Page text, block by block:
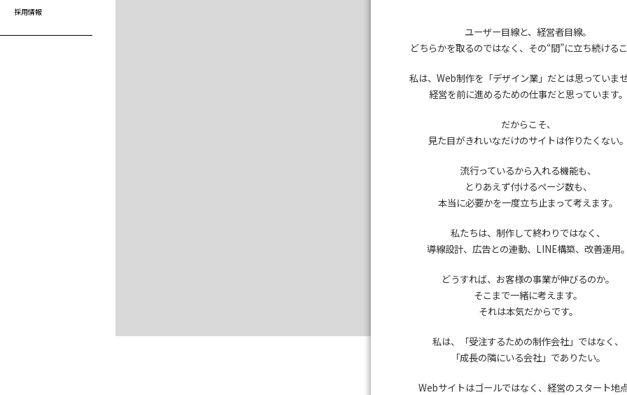
採用情報
ユーザー目線と、経営者目線。
どちらかを取るのではなく、 その“間”に立ち続ける
私は、Web制作を 「デザイン業」だとは思っていま
経営を前に進めるための仕事だと思っています。
だからこそ、
見た目がきれいなだけのサイトは作りたくない
流行っているから入れる機能も、
とりあえず付けるページ数も、
本当に必要かを一度立ち止まって考えます。
私たちは、制作して終わりではなく、
導線設計、広告との連動、LINE構築、改善運用
どうすれば、お客様の事業が伸びるのか。
そこまで一緒に考えます。
それは本気だからです。
私は、「受注するための制作会社」ではなく、
「成長の隣にいる会社」でありたい。
Webサイトはゴールではなく、経営のスタート地